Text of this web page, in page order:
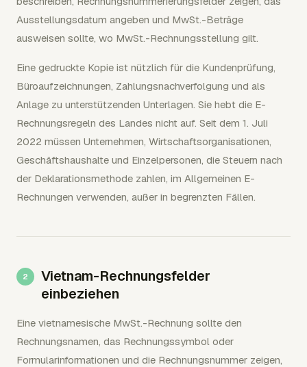
Ausstellungsdatum angeben und MwSt.-Beträge
ausweisen sollte, wo MwSt.-Rechnungsstellung gilt.
Eine gedruckte Kopie ist nützlich für die Kundenprüfung,
Büroaufzeichnungen, Zahlungsnachverfolgung und als
Anlage zu unterstützenden Unterlagen. Sie hebt die E-
Rechnungsregeln des Landes nicht auf. Seit dem 1. Juli
2022 müssen Unternehmen, Wirtschaftsorganisationen,
Geschäftshaushalte und Einzelpersonen, die Steuern nach
der Deklarationsmethode zahlen, im Allgemeinen E-
Rechnungen verwenden, außer in begrenzten Fällen.
Vietnam-Rechnungsfelder
einbeziehen
Eine vietnamesische MwSt.-Rechnung sollte den
Rechnungsnamen, das Rechnungssymbol oder
Formularinformationen und die Rechnungsnummer zeigen,